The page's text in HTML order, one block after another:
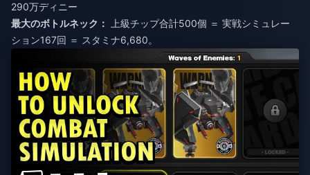
290万ディニー
最大のボトルネック：
上級チップ合計500個 ＝ 実戦シミュレー
ション167回 ＝ スタミナ6,680。